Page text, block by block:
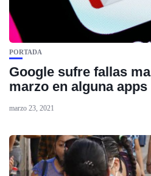
PORTADA
Google sufre fallas
marzo en alguna
marzo 23, 2021